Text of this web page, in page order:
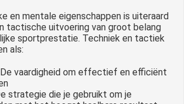
en mentale eigenschappen is uiteraard
tactische uitvoering van groot belang
sportprestatie. Techniek en tactiek
als:
vaardigheid om effectief en efficiënt
strategie die je gebruikt om je